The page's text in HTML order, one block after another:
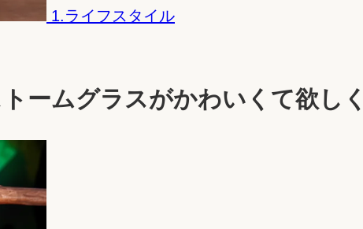
1.ライフスタイル
ームグラスがかわいくて欲し